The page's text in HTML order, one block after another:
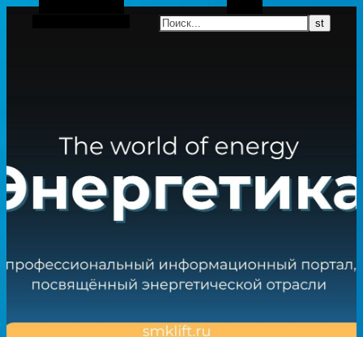
Боковая панель